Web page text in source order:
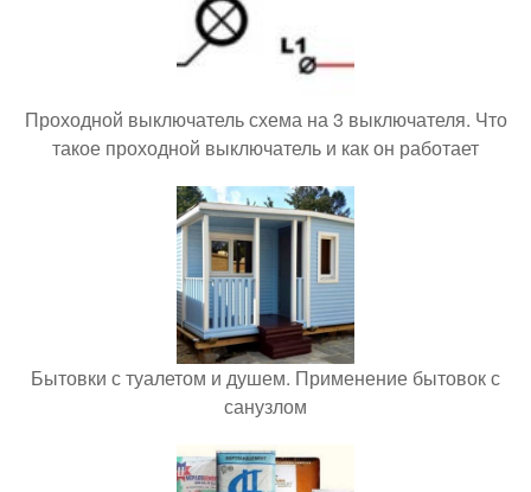
Проходной выключатель схема на 3 выключателя. Что
такое проходной выключатель и как он работает
Бытовки с туалетом и душем. Применение бытовок с
санузлом